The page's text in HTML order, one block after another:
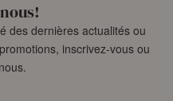
des dernières actualités ou
inscrivez-vous ou